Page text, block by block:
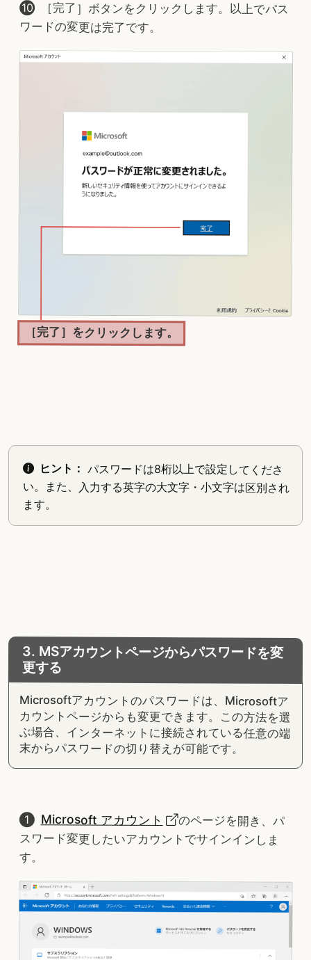
［完了］ボタンをクリックします。以上でパス
ワードの変更は完了です。
［完了］をクリックします。
ヒント： パスワードは8桁以上で設定してくださ
い。また、入力する英字の大文字・小文字は区別され
ます。
3. MSアカウントページからパスワードを変
更する
Microsoftアカウントのパスワードは、Microsoftア
カウントページからも変更できます。この方法を選
ぶ場合、インターネットに接続されている任意の端
末からパスワードの切り替えが可能です。
Microsoft アカウント のページを開き、パ
スワード変更したいアカウントでサインインしま
す。